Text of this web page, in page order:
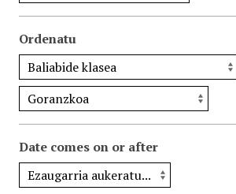
Ordenatu
Date comes on or after